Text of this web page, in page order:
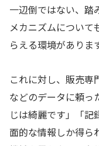
一辺倒ではない、踏
メカニズムについて
らえる環境がありま
これに対し、販売
などのデータに頼っ
じは綺麗です」「
面的な情報しか得ら